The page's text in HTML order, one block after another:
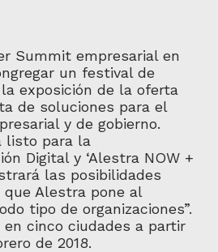
Summit empresarial en
un festival de
exposición de la oferta
de soluciones para el
y de gobierno.
listo para la
Digital y ‘Alestra NOW +
las posibilidades
que Alestra pone al
tipo de organizaciones”.
en cinco ciudades a partir
de 2018.